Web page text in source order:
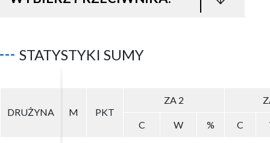
STATYSTYKI SUMY
DRUŻYNA M PKT
ZA 2
C
W % C
DRUŻYNA M PKT
ZA 2
C
W % C